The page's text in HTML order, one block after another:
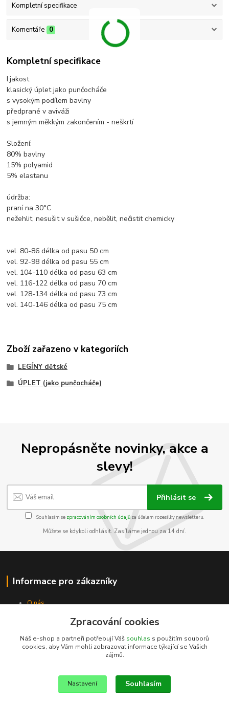
Kompletní specifikace
Komentáře 0
Kompletní specifikace
I.jakost
klasický úplet jako punčocháče
s vysokým podílem bavlny
předprané v aviváži
s jemným měkkým zakončením - neškrtí
Složení:
80% bavlny
15% polyamid
5% elastanu
údržba:
praní na 30°C
nežehlit, nesušit v sušičce, nebělit, nečistit chemicky
vel. 80-86 délka od pasu 50 cm
vel. 92-98 délka od pasu 55 cm
vel. 104-110 délka od pasu 63 cm
vel. 116-122 délka od pasu 70 cm
vel. 128-134 délka od pasu 73 cm
vel. 140-146 délka od pasu 75 cm
Zboží zařazeno v kategoriích
LEGÍNY dětské
ÚPLET (jako punčocháče)
Nepropásněte novinky, akce a
slevy!
Přihlásit se
Souhlasím se zpracováním osobních údajůza účelem rozesílky newsletteru.
Můžete se kdykoli odhlásit. Zasíláme jednou za 14 dní.
Informace pro zákazníky
O nás
Obchodní podmínky
Kontakty
Zpracování cookies
Náš e-shop a partneři potřebují Váš souhlas s použitím souborů
cookies, aby Vám mohli zobrazovat informace týkající se Vašich
zájmů.
Nastavení Souhlasím